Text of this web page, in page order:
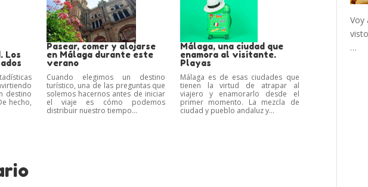
Los
destino
hecho,
Pasear, comer y alojarse
en Málaga durante este
verano
Cuando elegimos un destino
turístico, una de las preguntas que
solemos hacernos antes de iniciar
el viaje es cómo podemos
distribuir nuestro tiempo...
Málaga, una ciudad que
enamora al visitante.
Playas
Málaga es de esas ciudades que
tienen la virtud de atrapar al
viajero y enamorarlo desde el
primer momento. La mezcla de
ciudad y pueblo andaluz y...
Voy
…